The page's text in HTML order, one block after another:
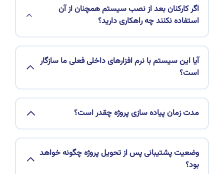
اگر کارکنان بعد از نصب سیستم همچنان از آن
استفاده نکنند چه راهکاری دارید؟
آیا این سیستم با نرم افزارهای داخلی فعلی ما سازگار
است؟
مدت زمان پیاده سازی پروژه چقدر است؟
وضعیت پشتیبانی پس از تحویل پروژه چگونه خواهد
بود؟